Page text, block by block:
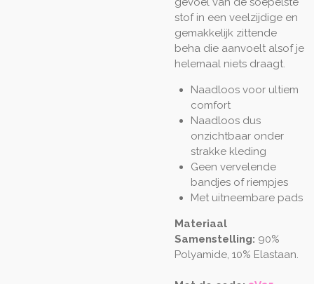
stof in een veelzijdige en
gemakkelijk zittende
beha die aanvoelt alsof je
helemaal niets draagt.
Naadloos voor ultiem
comfort
Naadloos dus
onzichtbaar onder
strakke kleding
Geen vervelende
bandjes of riempjes
Met uitneembare pads
Materiaal
Samenstelling: 90%
Polyamide, 10% Elastaan.